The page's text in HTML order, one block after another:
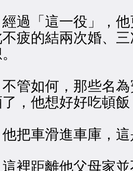
「這一役」，他
疲的結兩次婚、
如何，那些名為
，他想好好吃頓
車滑進車庫，這
距離他父母家並